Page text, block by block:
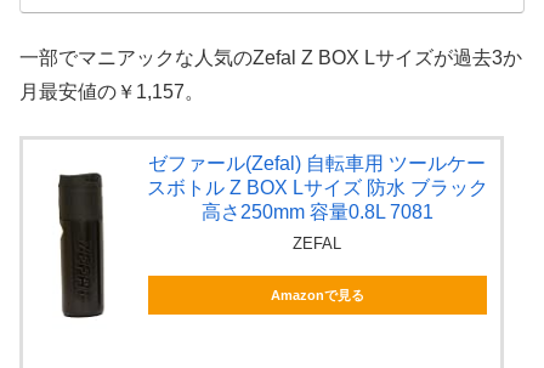
一部でマニアックな人気のZefal Z BOX Lサイズが過去3か
月最安値の￥1,157。
ゼファール(Zefal) 自転車用 ツールケー
スボトル Z BOX Lサイズ 防水 ブラック
高さ250mm 容量0.8L 7081
ZEFAL
Amazonで見る